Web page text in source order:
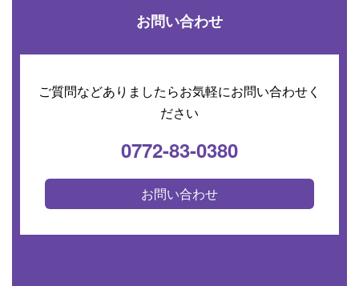
お問い合わせ
ご質問などありましたらお気軽にお問い合わせく
ださい
0772-83-0380
お問い合わせ